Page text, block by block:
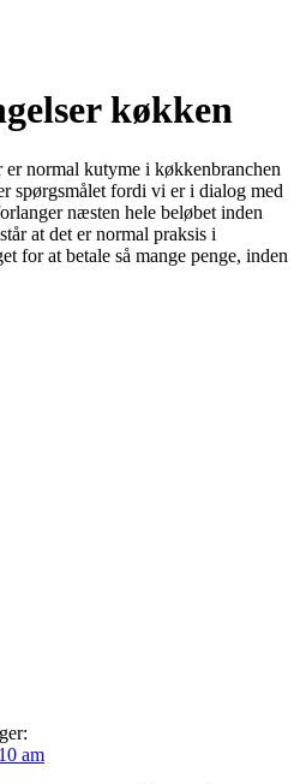
køkken
normal kutyme i køkkenbranchen
spørgsmålet fordi vi er i dialog med
næsten hele beløbet inden
at det er normal praksis i
for at betale så mange penge, inden
am